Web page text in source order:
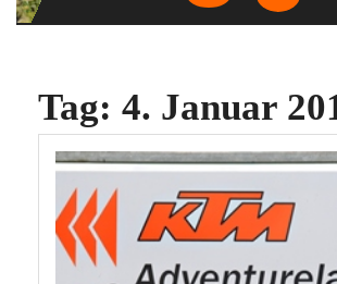
Open
Tag: 4. Januar